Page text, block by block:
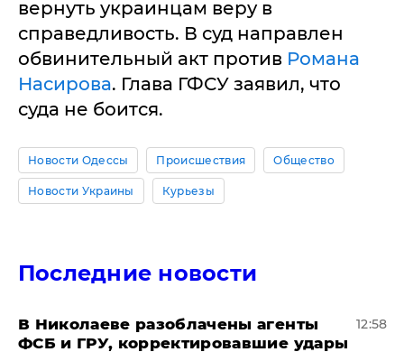
вернуть украинцам веру в
справедливость. В суд направлен
обвинительный акт против Романа
Насирова. Глава ГФСУ заявил, что
суда не боится.
Новости Одессы Происшествия Общество
Новости Украины Курьезы
Последние новости
В Николаеве разоблачены агенты
ФСБ и ГРУ, корректировавшие удары
12:58